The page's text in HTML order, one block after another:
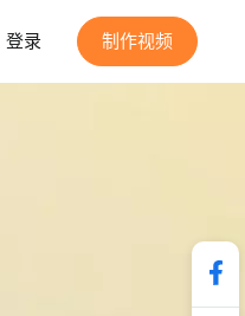
登录 制作视频